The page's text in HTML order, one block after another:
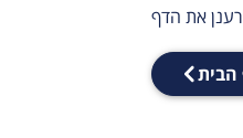
את הדף
הבית